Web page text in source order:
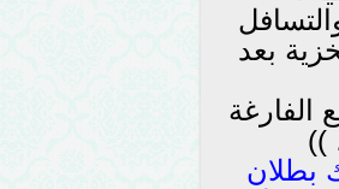
بعد
الفارغة
))
بطلان